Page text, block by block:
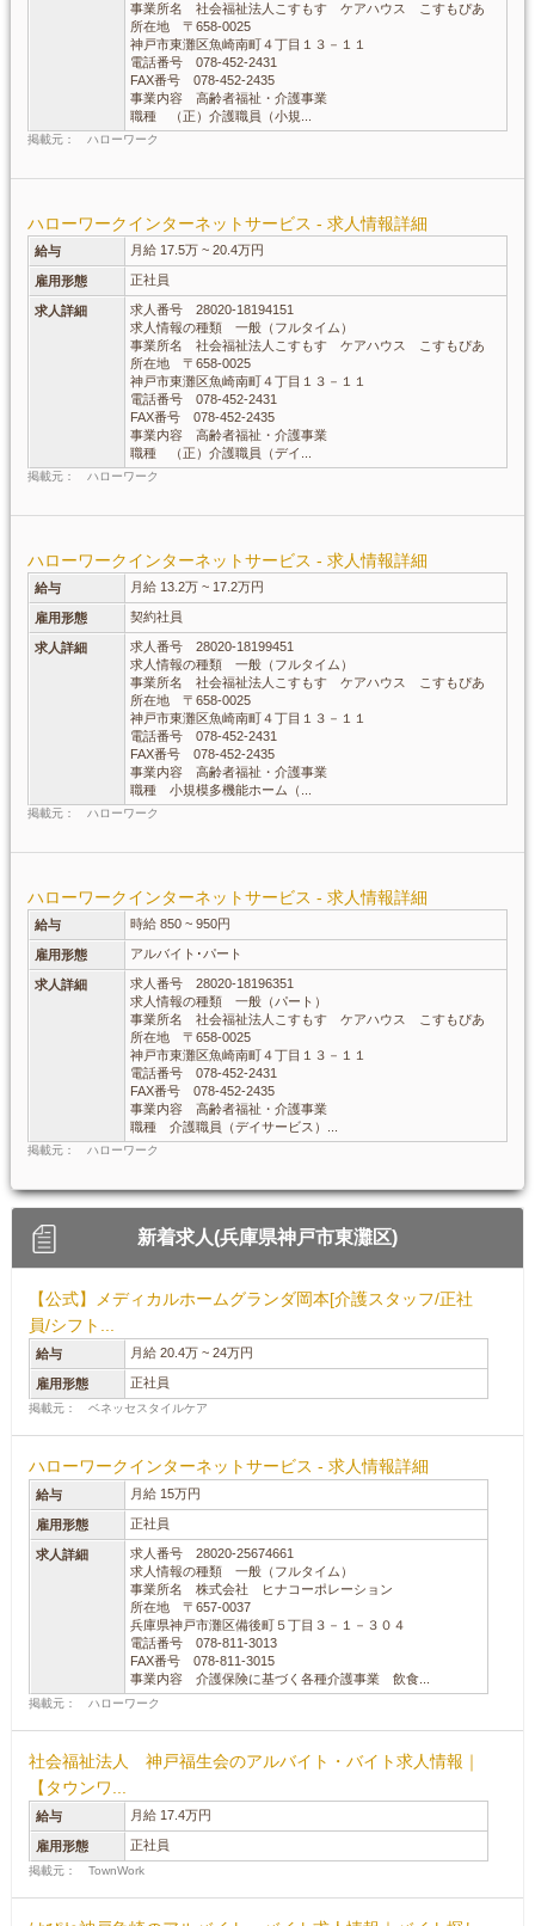
事業所名 社会福祉法人こすもす ケアハウス こすもぴあ
所在地 〒658-0025
神戸市東灘区魚崎南町４丁目１３－１１
電話番号 078-452-2431
FAX番号 078-452-2435
事業内容 高齢者福祉・介護事業
職種 （正）介護職員（小規...
掲載元： ハローワーク
ハローワークインターネットサービス - 求人情報詳細
給与 月給 17.5万 ~ 20.4万円
雇用形態 正社員
求人詳細
求人番号 28020-18194151
求人情報の種類 一般（フルタイム）
事業所名 社会福祉法人こすもす ケアハウス こすもぴあ
所在地 〒658-0025
神戸市東灘区魚崎南町４丁目１３－１１
電話番号 078-452-2431
FAX番号 078-452-2435
事業内容 高齢者福祉・介護事業
職種 （正）介護職員（デイ...
掲載元： ハローワーク
ハローワークインターネットサービス - 求人情報詳細
給与 月給 13.2万 ~ 17.2万円
雇用形態 契約社員
求人詳細
求人番号 28020-18199451
求人情報の種類 一般（フルタイム）
事業所名 社会福祉法人こすもす ケアハウス こすもぴあ
所在地 〒658-0025
神戸市東灘区魚崎南町４丁目１３－１１
電話番号 078-452-2431
FAX番号 078-452-2435
事業内容 高齢者福祉・介護事業
職種 小規模多機能ホーム（...
掲載元： ハローワーク
ハローワークインターネットサービス - 求人情報詳細
給与 時給 850 ~ 950円
雇用形態 アルバイト･パート
求人詳細
求人番号 28020-18196351
求人情報の種類 一般（パート）
事業所名 社会福祉法人こすもす ケアハウス こすもぴあ
所在地 〒658-0025
神戸市東灘区魚崎南町４丁目１３－１１
電話番号 078-452-2431
FAX番号 078-452-2435
事業内容 高齢者福祉・介護事業
職種 介護職員（デイサービス）...
掲載元： ハローワーク
新着求人(兵庫県神戸市東灘区)
【公式】メディカルホームグランダ岡本[介護スタッフ/正社
員/シフト...
給与 月給 20.4万 ~ 24万円
雇用形態 正社員
掲載元： ベネッセスタイルケア
ハローワークインターネットサービス - 求人情報詳細
給与 月給 15万円
雇用形態 正社員
求人詳細
求人番号 28020-25674661
求人情報の種類 一般（フルタイム）
事業所名 株式会社 ヒナコーポレーション
所在地 〒657-0037
兵庫県神戸市灘区備後町５丁目３－１－３０４
電話番号 078-811-3013
FAX番号 078-811-3015
事業内容 介護保険に基づく各種介護事業 飲食...
掲載元： ハローワーク
社会福祉法人 神戸福生会のアルバイト・バイト求人情報｜
【タウンワ...
給与 月給 17.4万円
雇用形態 正社員
掲載元： TownWork